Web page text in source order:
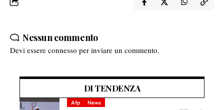
Nessun commento
Devi essere connesso per inviare un commento.
DI TENDENZA
Atp News